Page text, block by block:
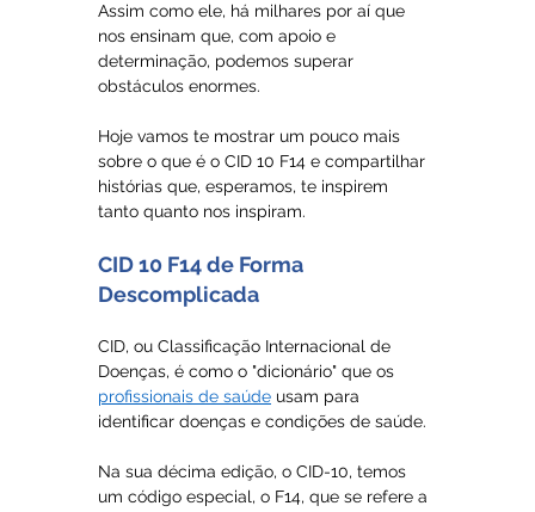
Assim como ele, há milhares por aí que
nos ensinam que, com apoio e
determinação, podemos superar
obstáculos enormes.
Hoje vamos te mostrar um pouco mais
sobre o que é o CID 10 F14 e compartilhar
histórias que, esperamos, te inspirem
tanto quanto nos inspiram.
CID 10 F14 de Forma
Descomplicada
CID, ou Classificação Internacional de
Doenças, é como o "dicionário" que os
profissionais de saúde usam para
identificar doenças e condições de saúde.
Na sua décima edição, o CID-10, temos
um código especial, o F14, que se refere a